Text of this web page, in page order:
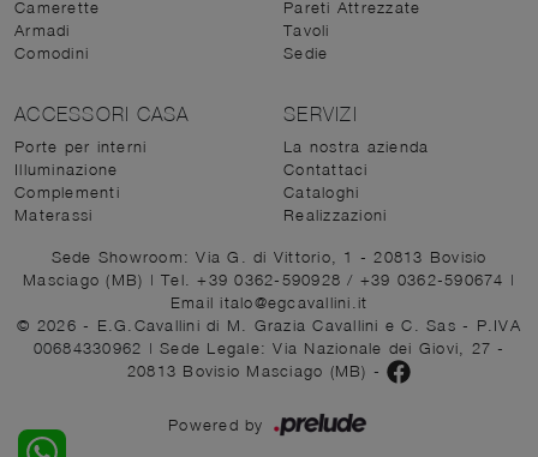
Camerette
Armadi
Comodini
Pareti Attrezzate
Tavoli
Sedie
ACCESSORI CASA
Porte per interni
Illuminazione
Complementi
Materassi
SERVIZI
La nostra azienda
Contattaci
Cataloghi
Realizzazioni
Sede Showroom: Via G. di Vittorio, 1 - 20813 Bovisio
Masciago (MB) | Tel. +39 0362-590928/ +39 0362-590674 |
Email italo@egcavallini.it
© 2026 - E.G.Cavallini di M. Grazia Cavallini e C. Sas - P.IVA
00684330962 | Sede Legale: Via Nazionale dei Giovi, 27 -
20813 Bovisio Masciago (MB) -
Powered by